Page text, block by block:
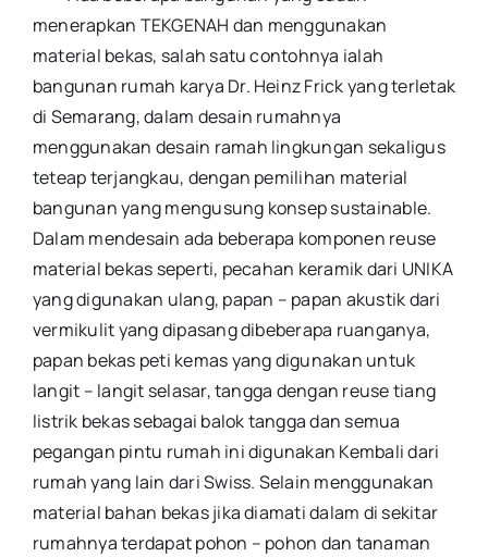
menerapkan TEKGENAH dan menggunakan
material bekas, salah satu contohnya ialah
bangunan rumah karya Dr. Heinz Frick yang terletak
di Semarang, dalam desain rumahnya
menggunakan desain ramah lingkungan sekaligus
teteap terjangkau, dengan pemilihan material
bangunan yang mengusung konsep sustainable.
Dalam mendesain ada beberapa komponen reuse
material bekas seperti, pecahan keramik dari UNIKA
yang digunakan ulang, papan – papan akustik dari
vermikulit yang dipasang dibeberapa ruanganya,
papan bekas peti kemas yang digunakan untuk
langit – langit selasar, tangga dengan reuse tiang
listrik bekas sebagai balok tangga dan semua
pegangan pintu rumah ini digunakan Kembali dari
rumah yang lain dari Swiss. Selain menggunakan
material bahan bekas jika diamati dalam di sekitar
rumahnya terdapat pohon – pohon dan tanaman